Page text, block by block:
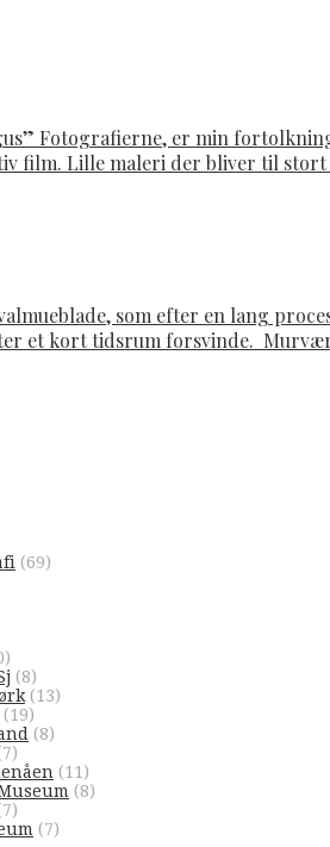
Fotografierne, er min
film. Lille maleri der bliver til
som efter en lang
et kort tidsrum forsvinde.
(69)
(8)
(13)
(19)
(8)
(11)
(8)
(7)